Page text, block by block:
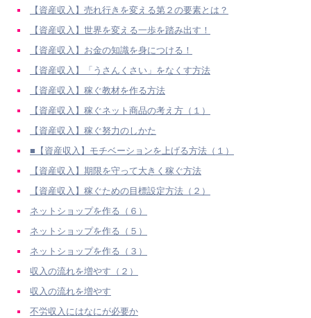
【資産収入】売れ行きを変える第２の要素とは？
【資産収入】世界を変える一歩を踏み出す！
【資産収入】お金の知識を身につける！
【資産収入】「うさんくさい」をなくす方法
【資産収入】稼ぐ教材を作る方法
【資産収入】稼ぐネット商品の考え方（１）
【資産収入】稼ぐ努力のしかた
■【資産収入】モチベーションを上げる方法（１）
【資産収入】期限を守って大きく稼ぐ方法
【資産収入】稼ぐための目標設定方法（２）
ネットショップを作る（６）
ネットショップを作る（５）
ネットショップを作る（３）
収入の流れを増やす（２）
収入の流れを増やす
不労収入にはなにが必要か